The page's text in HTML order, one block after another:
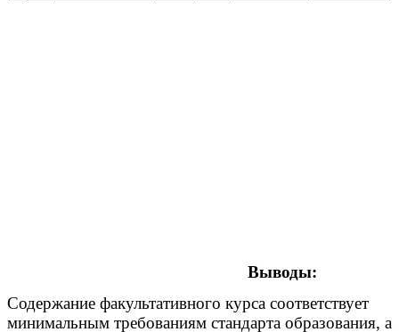
Выводы:
Содержание факультативного курса соответствует
минимальным требованиям стандарта образования, а